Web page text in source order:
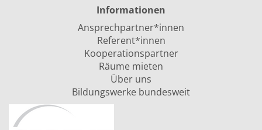
Informationen
Ansprechpartner*innen
Referent*innen
Kooperationspartner
Räume mieten
Über uns
Bildungswerke bundesweit